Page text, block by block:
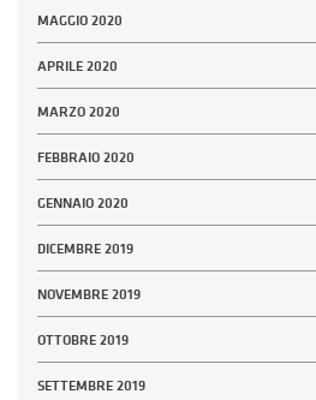
MAGGIO 2020
APRILE 2020
MARZO 2020
FEBBRAIO 2020
GENNAIO 2020
DICEMBRE 2019
NOVEMBRE 2019
OTTOBRE 2019
SETTEMBRE 2019